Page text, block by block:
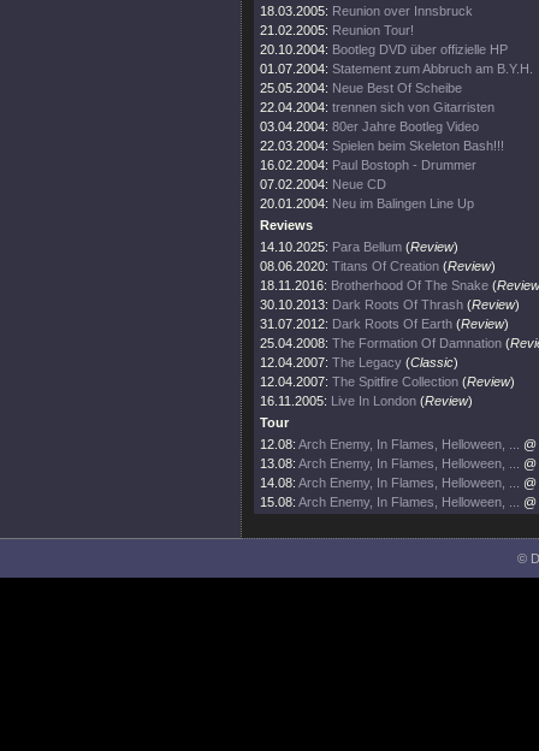
18.03.2005: Reunion over Innsbruck
21.02.2005: Reunion Tour!
20.10.2004: Bootleg DVD über offizielle HP
01.07.2004: Statement zum Abbruch am B.Y.H.
25.05.2004: Neue Best Of Scheibe
22.04.2004: trennen sich von Gitarristen
03.04.2004: 80er Jahre Bootleg Video
22.03.2004: Spielen beim Skeleton Bash!!!
16.02.2004: Paul Bostoph - Drummer
07.02.2004: Neue CD
20.01.2004: Neu im Balingen Line Up
Reviews
14.10.2025: Para Bellum (Review)
08.06.2020: Titans Of Creation (Review)
18.11.2016: Brotherhood Of The Snake (Review
30.10.2013: Dark Roots Of Thrash (Review)
31.07.2012: Dark Roots Of Earth (Review)
25.04.2008: The Formation Of Damnation (
12.04.2007: The Legacy (Classic)
12.04.2007: The Spitfire Collection (Review)
16.11.2005: Live In London (Review)
Tour
12.08: Arch Enemy, In Flames, Helloween, ...
13.08: Arch Enemy, In Flames, Helloween, ...
14.08: Arch Enemy, In Flames, Helloween, ...
15.08: Arch Enemy, In Flames, Helloween, ...
©